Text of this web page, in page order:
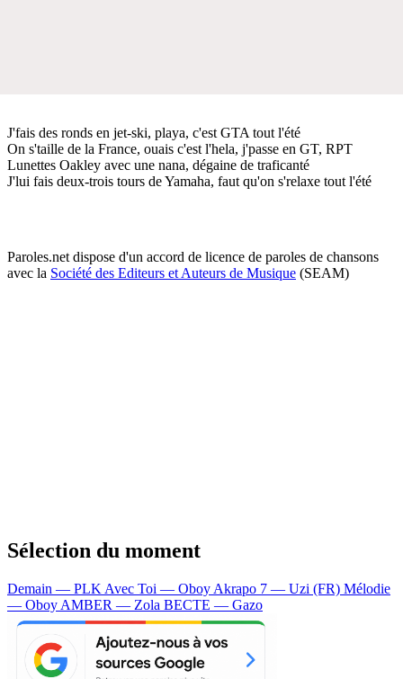
J'fais des ronds en jet-ski, playa, c'est GTA tout l'été
On s'taille de la France, ouais c'est l'hela, j'passe en GT, RPT
Lunettes Oakley avec une nana, dégaine de traficanté
J'lui fais deux-trois tours de Yamaha, faut qu'on s'relaxe tout l'été
Paroles.net dispose d'un accord de licence de paroles de chansons
avec la Société des Editeurs et Auteurs de Musique (SEAM)
Sélection du moment
Demain — PLK Avec Toi — Oboy Akrapo 7 — Uzi (FR) Mélodie
— Oboy AMBER — Zola BECTE — Gazo